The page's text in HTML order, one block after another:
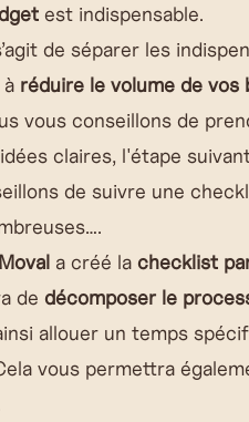
est indispensable.
de séparer les
réduire le volume de vos
vous conseillons de
claires, l'étape
de suivre une
a créé la checklist
de décomposer le
allouer un temps
vous permettra